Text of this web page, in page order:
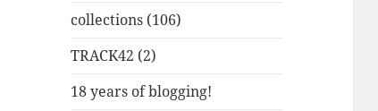
collections (106)
TRACK42 (2)
18 years of blogging!